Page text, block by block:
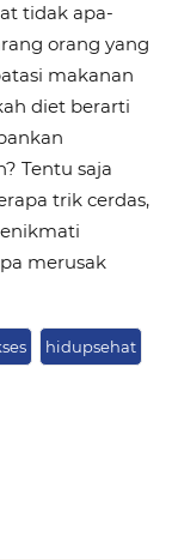
tidak apa-
orang yang
makanan
diet berarti
Tentu saja
trik cerdas,
merusak
hidupsehat